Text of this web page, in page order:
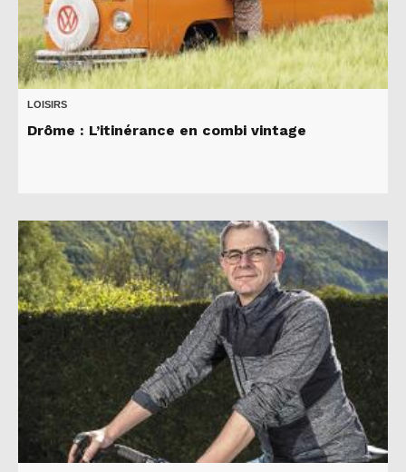
LOISIRS
Drôme : L’itinérance en combi vintage